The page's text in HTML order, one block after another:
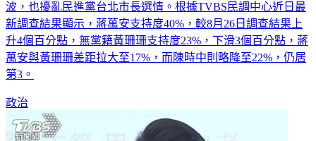
波，也擾亂民進黨台北市長選情。根據TVBS民調中心近日最
新調查結果顯示，蔣萬安支持度40%，較8月26日調查結果上
升4個百分點，無黨籍黃珊珊支持度23%，下滑3個百分點，蔣
萬安與黃珊珊差距拉大至17%，而陳時中則略降至22%，仍居
第3。
政治